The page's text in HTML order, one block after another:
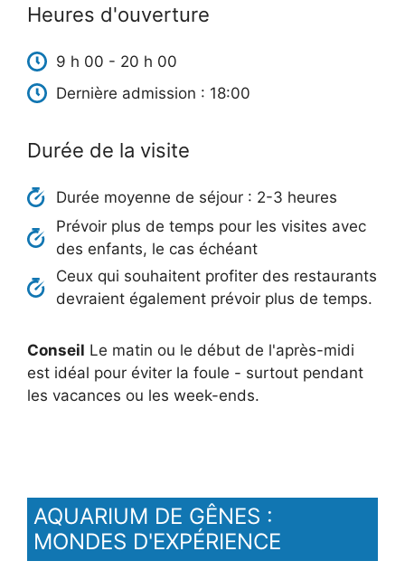
Heures d'ouverture
9 h 00 - 20 h 00
Dernière admission : 18:00
Durée de la visite
Durée moyenne de séjour : 2-3 heures
Prévoir plus de temps pour les visites avec
des enfants, le cas échéant
Ceux qui souhaitent profiter des restaurants
devraient également prévoir plus de temps.
Conseil Le matin ou le début de l'après-midi
est idéal pour éviter la foule - surtout pendant
les vacances ou les week-ends.
AQUARIUM DE GÊNES :
MONDES D'EXPÉRIENCE